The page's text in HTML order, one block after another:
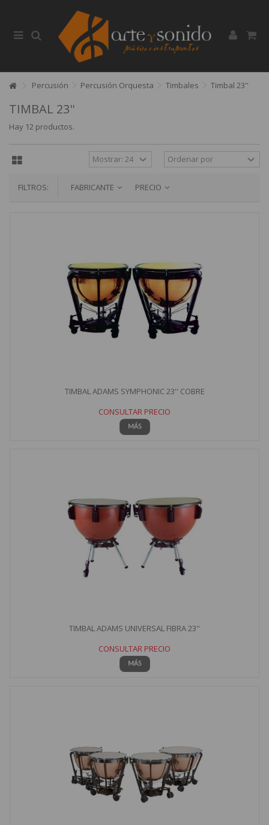
Percusión Percusión Orquesta Timbales Timbal 23''
TIMBAL 23''
Hay 12 productos.
FILTROS: FABRICANTE PRECIO
TIMBAL ADAMS SYMPHONIC 23'' COBRE
CONSULTAR PRECIO
MÁS
TIMBAL ADAMS UNIVERSAL FIBRA 23''
CONSULTAR PRECIO
MÁS